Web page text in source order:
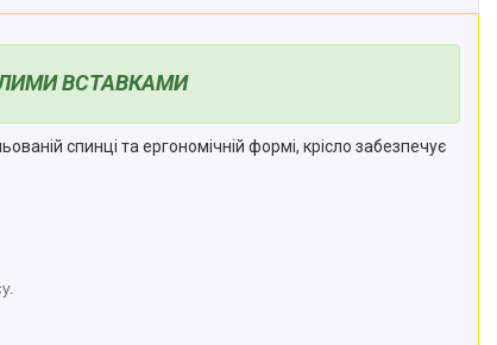
ВСТАВКАМИ
спинці та ергономічній формі, крісло забезпечує